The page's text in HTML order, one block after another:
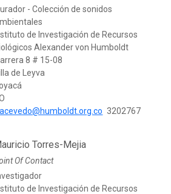
- Colección de sonidos
de Investigación de Recursos
Alexander von Humboldt
8 # 15-08
de Leyva
3202767
Torres-Mejia
Of Contact
de Investigación de Recursos